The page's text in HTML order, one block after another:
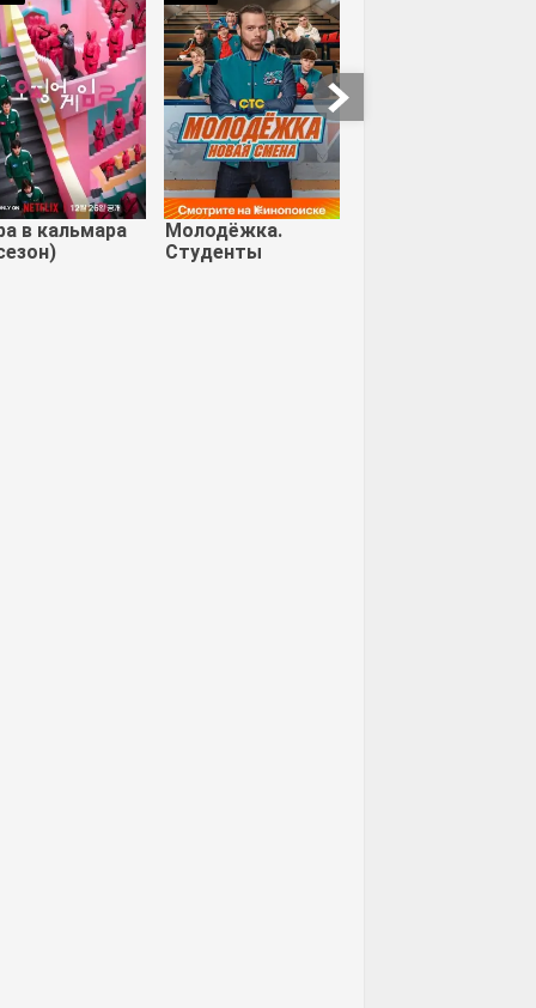
в кальмара
Молодёжка.
Студенты